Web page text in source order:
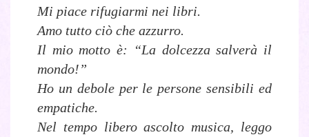
Mi piace rifugiarmi nei libri.
Amo tutto ciò che azzurro.
Il mio motto è: “La dolcezza salverà il
mondo!”
Ho un debole per le persone sensibili ed
empatiche.
Nel tempo libero ascolto musica, leggo